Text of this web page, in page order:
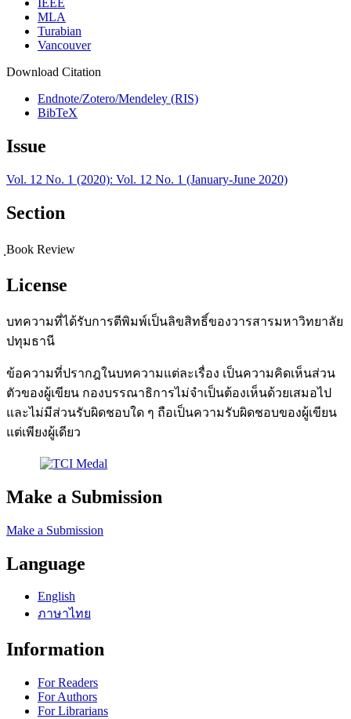
IEEE
MLA
Turabian
Vancouver
Download Citation
Endnote/Zotero/Mendeley (RIS)
BibTeX
Issue
Vol. 12 No. 1 (2020): Vol. 12 No. 1 (January-June 2020)
Section
ฺBook Review
License
บทความที่ได้รับการตีพิมพ์เป็นลิขสิทธิ์ของวารสารมหาวิทยาลัย
ปทุมธานี
ข้อความที่ปรากฎในบทความแต่ละเรื่อง เป็นความคิดเห็นส่วน
ตัวของผู้เขียน กองบรรณาธิการไม่จำเป็นต้องเห็นด้วยเสมอไป
และไม่มีส่วนรับผิดชอบใด ๆ ถือเป็นความรับผิดชอบของผู้เขียน
แต่เพียงผู้เดียว
Make a Submission
Make a Submission
Language
English
ภาษาไทย
Information
For Readers
For Authors
For Librarians